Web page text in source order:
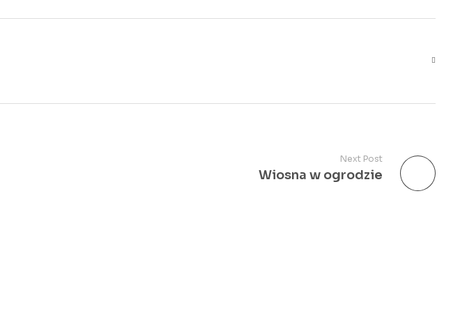
Next Post
Wiosna w ogrodzie